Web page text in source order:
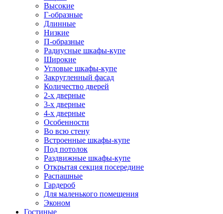
Высокие
Г-образные
Длинные
Низкие
П-образные
Радиусные шкафы-купе
Широкие
Угловые шкафы-купе
Закругленный фасад
Количество дверей
2-х дверные
3-х дверные
4-х дверные
Особенности
Во всю стену
Встроенные шкафы-купе
Под потолок
Раздвижные шкафы-купе
Открытая секция посередине
Распашные
Гардероб
Для маленького помещения
Эконом
Гостиные